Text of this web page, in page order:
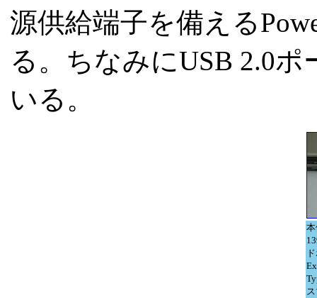
源供給端子を備える
る。ちなみにUSB 2.0
いる。